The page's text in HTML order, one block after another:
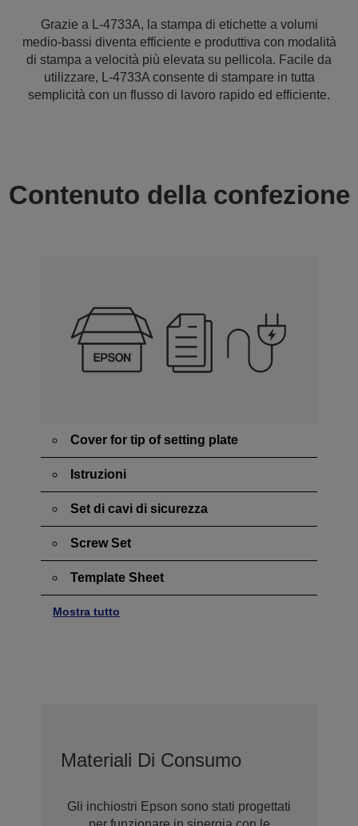
Grazie a L-4733A, la stampa di etichette a volumi
medio-bassi diventa efficiente e produttiva con modalità
di stampa a velocità più elevata su pellicola. Facile da
utilizzare, L-4733A consente di stampare in tutta
semplicità con un flusso di lavoro rapido ed efficiente.
Contenuto della confezione
Cover for tip of setting plate
Istruzioni
Set di cavi di sicurezza
Screw Set
Template Sheet
Mostra tutto
Materiali Di Consumo
Gli inchiostri Epson sono stati progettati